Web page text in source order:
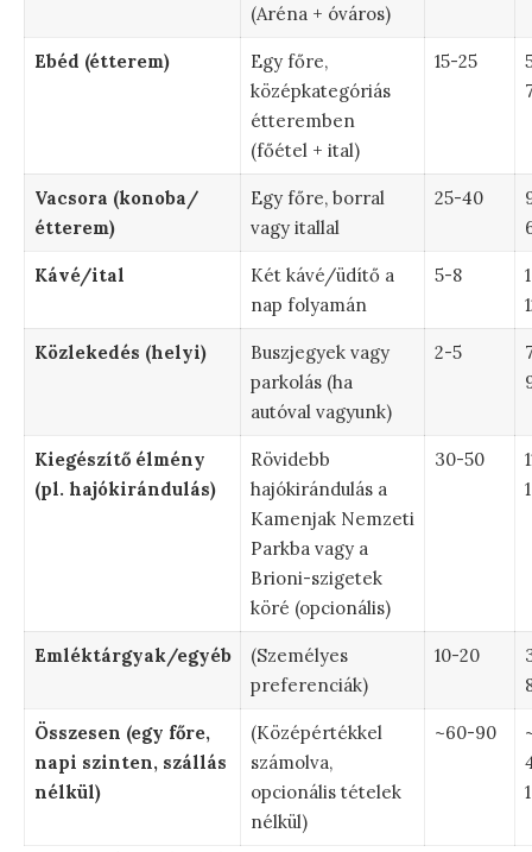
(Aréna + óváros)
Ebéd (étterem)
Egy főre,
középkategóriás
étteremben
(főétel + ital)
15-25
Vacsora (konoba/
étterem)
Egy főre, borral
vagy itallal
25-40
Kávé/ital
Két kávé/üdítő a
nap folyamán
5-8
Közlekedés (helyi)
Buszjegyek vagy
parkolás (ha
autóval vagyunk)
2-5
Kiegészítő élmény
(pl. hajókirándulás)
Rövidebb
hajókirándulás a
Kamenjak Nemzeti
Parkba vagy a
Brioni-szigetek
köré (opcionális)
30-50
Emléktárgyak/egyéb
(Személyes
preferenciák)
10-20
Összesen (egy főre,
napi szinten, szállás
nélkül)
(Középértékkel
számolva,
opcionális tételek
nélkül)
~60-90